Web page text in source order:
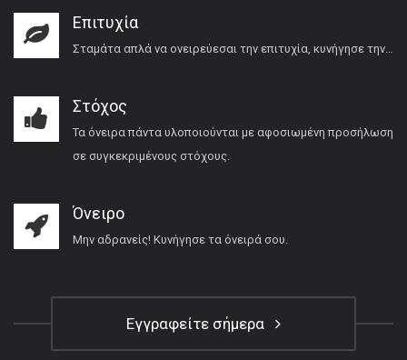
Επιτυχία
Σταμάτα απλά να ονειρεύεσαι την επιτυχία, κυνήγησε την…
Στόχος
Τα όνειρα πάντα υλοποιούνται με αφοσιωμένη προσήλωση
σε συγκεκριμένους στόχους.
Όνειρο
Μην αδρανείς! Κυνήγησε τα όνειρά σου.
Εγγραφείτε σήμερα